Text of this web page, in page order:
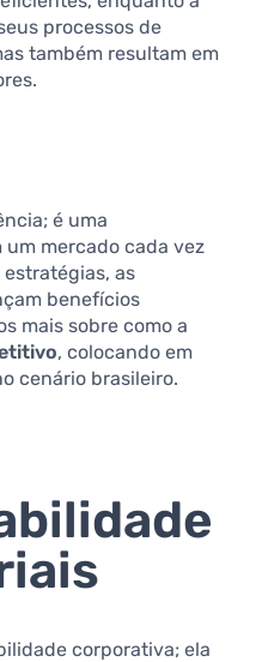
processos de
também resultam em
é uma
um mercado cada vez
as
benefícios
mais sobre como a
, colocando em
cenário brasileiro.
corporativa; ela